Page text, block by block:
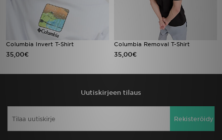
Columbia Invert T-Shirt
35,00€
Columbia Removal T-Shirt
35,00€
Uutiskirjeen tilaus
Rekisteröidy
Minun viestini
Asiakaspalvelu ja tietoa